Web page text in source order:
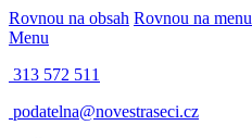
Rovnou na obsah Rovnou na menu
Menu
313 572 511
podatelna@novestraseci.cz